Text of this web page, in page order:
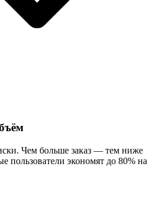
Чем больше заказ — тем ниже
пользователи экономят до 80% на